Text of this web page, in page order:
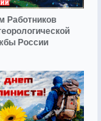
Работников
России